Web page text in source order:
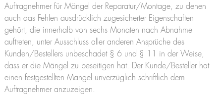
Auftragnehmer für Mängel der Reparatur/Montage, zu denen
auch das Fehlen ausdrücklich zugesicherter Eigenschaften
gehört, die innerhalb von sechs Monaten nach Abnahme
auftreten, unter Ausschluss aller anderen Ansprüche des
Kunden/Bestellers unbeschadet § 6 und § 11 in der Weise,
dass er die Mängel zu beseitigen hat. Der Kunde/Besteller hat
einen festgestellten Mangel unverzüglich schriftlich dem
Auftragnehmer anzuzeigen.